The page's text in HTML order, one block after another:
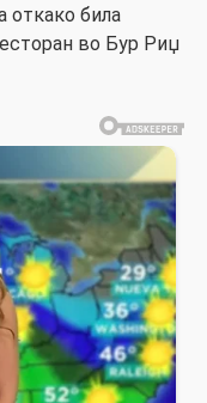
била
во Бур Риџ